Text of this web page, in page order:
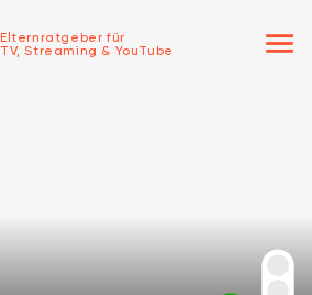
Elternratgeber für
TV, Streaming & YouTube
menu